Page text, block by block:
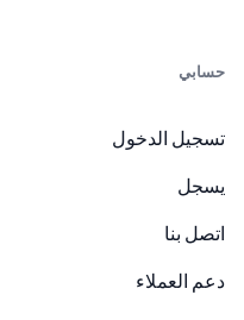
حسابي
تسجيل الدخول
يسجل
اتصل بنا
دعم العملاء